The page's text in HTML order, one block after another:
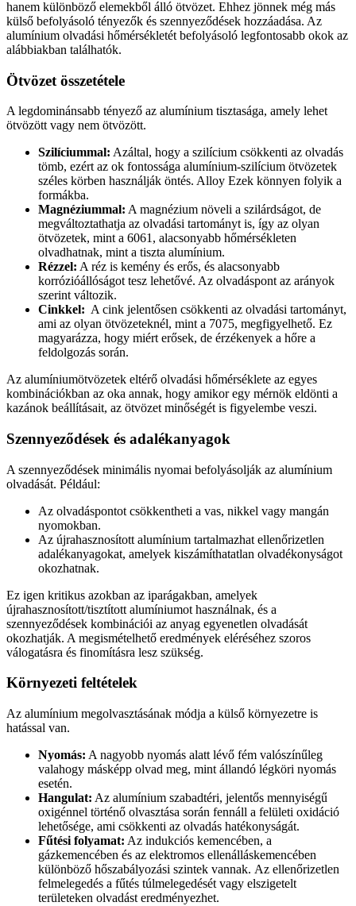
hanem különböző elemekből álló ötvözet. Ehhez jönnek még más
külső befolyásoló tényezők és szennyeződések hozzáadása. Az
alumínium olvadási hőmérsékletét befolyásoló legfontosabb okok az
alábbiakban találhatók.
Ötvözet összetétele
A legdominánsabb tényező az alumínium tisztasága, amely lehet
ötvözött vagy nem ötvözött.
Szilíciummal: Azáltal, hogy a szilícium csökkenti az olvadás
tömb, ezért az ok fontossága alumínium-szilícium ötvözetek
széles körben használják öntés. Alloy Ezek könnyen folyik a
formákba.
Magnéziummal: A magnézium növeli a szilárdságot, de
megváltoztathatja az olvadási tartományt is, így az olyan
ötvözetek, mint a 6061, alacsonyabb hőmérsékleten
olvadhatnak, mint a tiszta alumínium.
Rézzel: A réz is kemény és erős, és alacsonyabb
korrózióállóságot tesz lehetővé. Az olvadáspont az arányok
szerint változik.
Cinkkel: A cink jelentősen csökkenti az olvadási tartományt,
ami az olyan ötvözeteknél, mint a 7075, megfigyelhető. Ez
magyarázza, hogy miért erősek, de érzékenyek a hőre a
feldolgozás során.
Az alumíniumötvözetek eltérő olvadási hőmérséklete az egyes
kombinációkban az oka annak, hogy amikor egy mérnök eldönti a
kazánok beállításait, az ötvözet minőségét is figyelembe veszi.
Szennyeződések és adalékanyagok
A szennyeződések minimális nyomai befolyásolják az alumínium
olvadását. Például:
Az olvadáspontot csökkentheti a vas, nikkel vagy mangán
nyomokban.
Az újrahasznosított alumínium tartalmazhat ellenőrizetlen
adalékanyagokat, amelyek kiszámíthatatlan olvadékonyságot
okozhatnak.
Ez igen kritikus azokban az iparágakban, amelyek
újrahasznosított/tisztított alumíniumot használnak, és a
szennyeződések kombinációi az anyag egyenetlen olvadását
okozhatják. A megismételhető eredmények eléréséhez szoros
válogatásra és finomításra lesz szükség.
Környezeti feltételek
Az alumínium megolvasztásának módja a külső környezetre is
hatással van.
Nyomás: A nagyobb nyomás alatt lévő fém valószínűleg
valahogy másképp olvad meg, mint állandó légköri nyomás
esetén.
Hangulat: Az alumínium szabadtéri, jelentős mennyiségű
oxigénnel történő olvasztása során fennáll a felületi oxidáció
lehetősége, ami csökkenti az olvadás hatékonyságát.
Fűtési folyamat: Az indukciós kemencében, a
gázkemencében és az elektromos ellenálláskemencében
különböző hőszabályozási szintek vannak. Az ellenőrizetlen
felmelegedés a fűtés túlmelegedését vagy elszigetelt
területeken olvadást eredményezhet.